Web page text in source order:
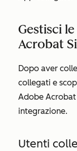
Gestisci
Acrobat
Dopo aver
collegati e
Adobe
integrazione.
Utenti